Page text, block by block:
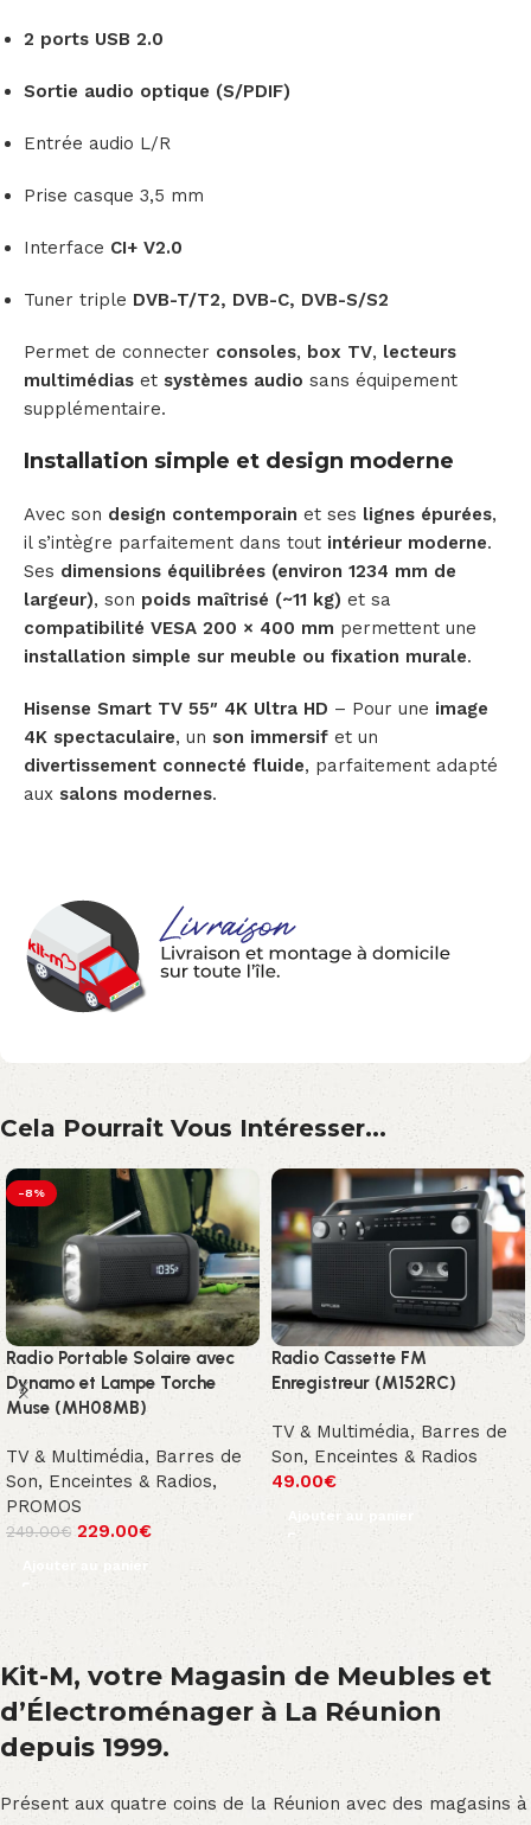
2 ports USB 2.0
Sortie audio optique (S/PDIF)
Entrée audio L/R
Prise casque 3,5 mm
Interface CI+ V2.0
Tuner triple DVB-T/T2, DVB-C, DVB-S/S2
Permet de connecter consoles, box TV, lecteurs
multimédias et systèmes audio sans équipement
supplémentaire.
Installation simple et design moderne
Avec son design contemporain et ses lignes épurées,
il s’intègre parfaitement dans tout intérieur moderne.
Ses dimensions équilibrées (environ 1234 mm de
largeur), son poids maîtrisé (~11 kg) et sa
compatibilité VESA 200 × 400 mm permettent une
installation simple sur meuble ou fixation murale.
Hisense Smart TV 55″ 4K Ultra HD – Pour une image
4K spectaculaire, un son immersif et un
divertissement connecté fluide, parfaitement adapté
aux salons modernes.
Cela Pourrait Vous Intéresser...
-8%
Radio Portable Solaire avec
Dynamo et Lampe Torche
Muse (MH08MB)
TV & Multimédia, Barres de
Son, Enceintes & Radios,
PROMOS
249.00€ 229.00€
Ajouter au panier
Radio Cassette FM
Enregistreur (M152RC)
TV & Multimédia, Barres de
Son, Enceintes & Radios
49.00€
Ajouter au panier
Kit-M, votre Magasin de Meubles et
d’Électroménager à La Réunion
depuis 1999.
Présent aux quatre coins de la Réunion avec des magasins à